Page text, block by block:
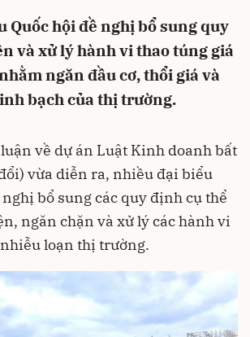
Quốc hội đề nghị bổ sung quy
và xử lý hành vi thao túng giá
ngăn đầu cơ, thổi giá và
bạch của thị trường.
về dự án Luật Kinh doanh bất
vừa diễn ra, nhiều đại biểu
nghị bổ sung các quy định cụ thể
ngăn chặn và xử lý các hành vi
loạn thị trường.
Hủy